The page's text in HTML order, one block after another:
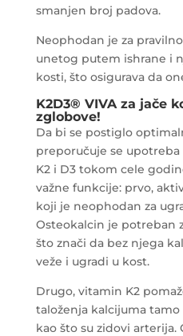
smanjen broj padova.
Neophodan je za
unetog putem ishrane i
kosti, što osigurava da
K2D3® VIVA za jače
zglobove!
Da bi se postiglo
preporučuje se
K2 i D3 tokom cele
važne funkcije: prvo,
koji je neophodan za
Osteokalcin je potreban
što znači da bez njega
veže i ugradi u kost.
Drugo, vitamin K2
taloženja kalcijuma
kao što su zidovi arterija.